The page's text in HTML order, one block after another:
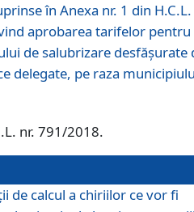
în Anexa nr. 1 din H.C.L.
aprobarea tarifelor pentru
de salubrizare desfăşurate
delegate, pe raza
nr. 791/2018.
de calcul a chiriilor ce vor fi